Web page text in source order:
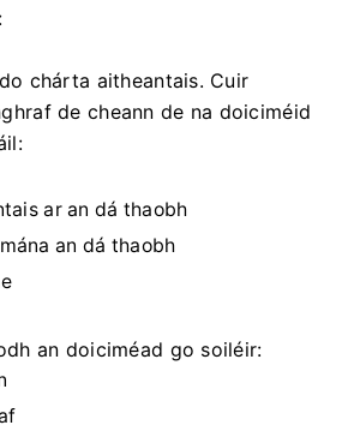
chárta aitheantais. Cuir
de cheann de na doiciméid
ar an dá thaobh
an dá thaobh
an doiciméad go soiléir: